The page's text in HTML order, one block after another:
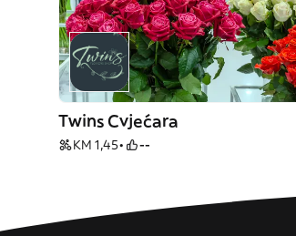
Twins Cvjećara
KM 1,45 --